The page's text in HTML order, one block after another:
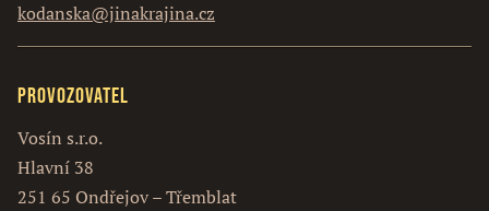
kodanska@jinakrajina.cz
Provozovatel
Vosín s.r.o.
Hlavní 38
251 65 Ondřejov – Třemblat